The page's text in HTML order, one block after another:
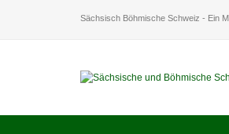
Sächsisch Böhmische Schweiz - Ein